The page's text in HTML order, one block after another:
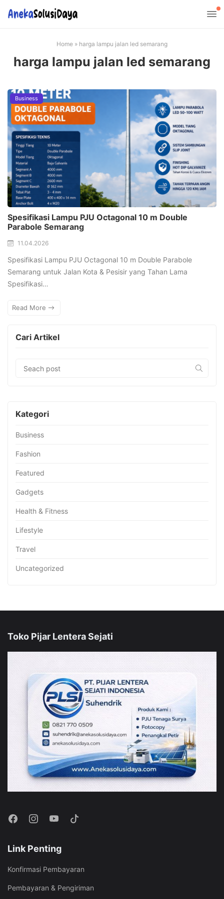
Home » harga lampu jalan led semarang
harga lampu jalan led semarang
Business
Spesifikasi Lampu PJU Octagonal 10 m Double
Parabole Semarang
11.04.2026
Spesifikasi Lampu PJU Octagonal 10 m Double Parabole
Semarang untuk Jalan Kota & Pesisir yang Tahan Lama
Spesifikasi…
Read More
Cari Artikel
Kategori
Business
Fashion
Featured
Gadgets
Health & Fitness
Lifestyle
Travel
Uncategorized
Toko Pijar Lentera Sejati
Link Penting
Konfirmasi Pembayaran
Pembayaran & Pengiriman